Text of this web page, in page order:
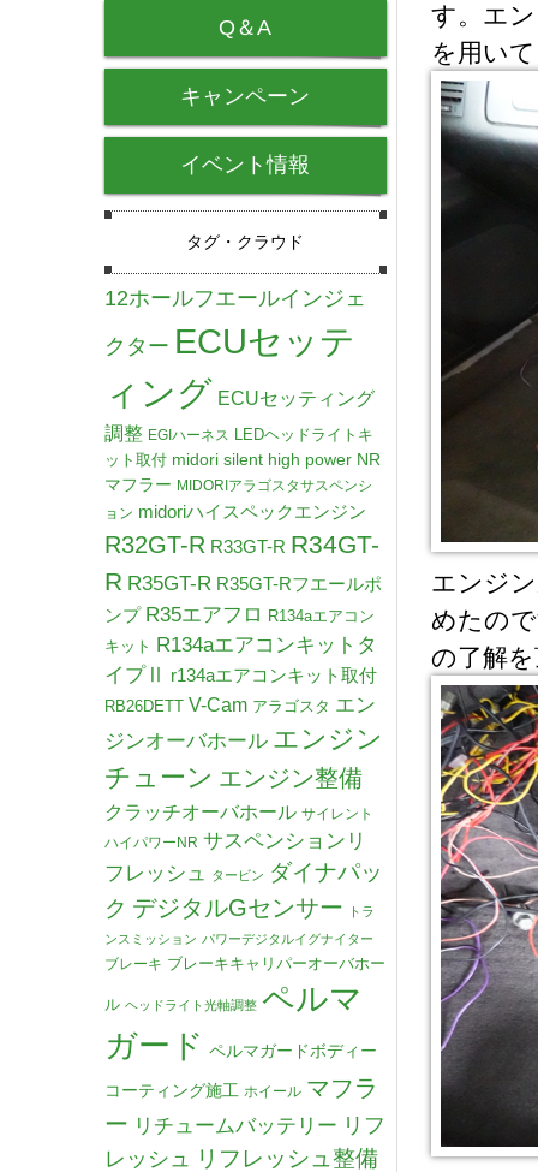
す。エ
を用い
エンジ
めたの
の了解
Q＆A
キャンペーン
イベント情報
タグ・クラウド
12ホールフエールインジェ
クター ECUセッテ
ィング ECUセッティング
調整 EGIハーネス LEDヘッドライトキ
ット取付 midori silent high power NR
マフラー MIDORIアラゴスタサスペンシ
ョン midoriハイスペックエンジン
R32GT-R R33GT-R R34GT-
R R35GT-R R35GT-Rフエールポ
ンプ R35エアフロ R134aエアコン
キット R134aエアコンキットタ
イプⅡ
r134aエアコンキット取付
RB26DETT V-Cam アラゴスタ エン
ジンオーバホール エンジン
チューン エンジン整備
クラッチオーバホール サイレント
ハイパワーNR サスペンションリ
フレッシュ
タービン ダイナパッ
ク デジタルGセンサー
トラ
ンスミッション パワーデジタルイグナイター
ブレーキ ブレーキキャリパーオーバホー
ル ヘッドライト光軸調整 ペルマ
ガード ペルマガードボディー
コーティング施工 ホイール マフラ
ー リチュームバッテリー リフ
レッシュ
リフレッシュ整備